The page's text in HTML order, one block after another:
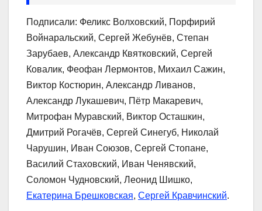
Подписали: Феликс Волховский, Порфирий
Войнаральский, Сергей Жебунёв, Степан
Зарубаев, Александр Квятковский, Сергей
Ковалик, Феофан Лермонтов, Михаил Сажин,
Виктор Костюрин, Александр Ливанов,
Александр Лукашевич, Пётр Макаревич,
Митрофан Муравский, Виктор Осташкин,
Дмитрий Рогачёв, Сергей Синегуб, Николай
Чарушин, Иван Союзов, Сергей Стопане,
Василий Стаховский, Иван Ченявский,
Соломон Чудновский, Леонид Шишко,
Екатерина Брешковская, Сергей Кравчинский.